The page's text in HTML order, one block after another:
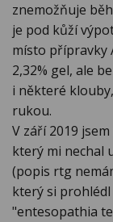
znemožňuje
je pod kůží
místo přípravky
2,32% gel, ale
i některé
rukou.
V září 2019
který mi nechal
(popis rtg
který si
"entesopathia